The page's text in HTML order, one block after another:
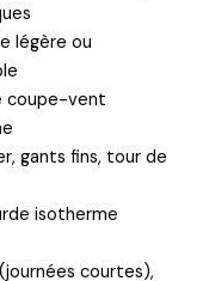
légère ou
coupe-vent
gants fins, tour de
isotherme
courtes),